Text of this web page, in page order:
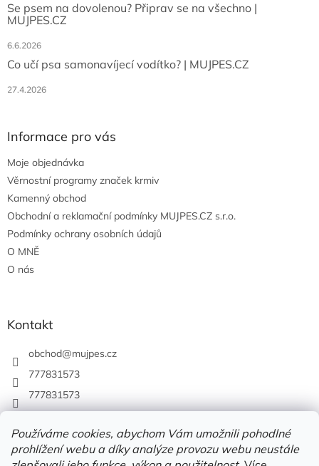
Používáme cookies, abychom Vám umožnili pohodlné
prohlížení webu a díky analýze provozu webu neustále
Se psem na dovolenou? Připrav se na všechno |
MUJPES.CZ
6.6.2026
Co učí psa samonavíjecí vodítko? | MUJPES.CZ
27.4.2026
Informace pro vás
Moje objednávka
Věrnostní programy značek krmiv
Kamenný obchod
Obchodní a reklamační podmínky MUJPES.CZ s.r.o.
Podmínky ochrany osobních údajů
O MNĚ
O nás
Kontakt
obchod@mujpes.cz
777831573
777831573